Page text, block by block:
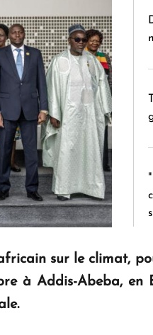
sur le climat,
à Addis-Abeba, en